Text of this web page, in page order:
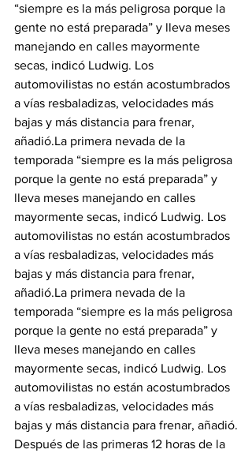
“siempre es la más peligrosa porque la
gente no está preparada” y lleva meses
manejando en calles mayormente
secas, indicó Ludwig. Los
automovilistas no están acostumbrados
a vías resbaladizas, velocidades más
bajas y más distancia para frenar,
añadió.La primera nevada de la
temporada “siempre es la más peligrosa
porque la gente no está preparada” y
lleva meses manejando en calles
mayormente secas, indicó Ludwig. Los
automovilistas no están acostumbrados
a vías resbaladizas, velocidades más
bajas y más distancia para frenar,
añadió.La primera nevada de la
temporada “siempre es la más peligrosa
porque la gente no está preparada” y
lleva meses manejando en calles
mayormente secas, indicó Ludwig. Los
automovilistas no están acostumbrados
a vías resbaladizas, velocidades más
bajas y más distancia para frenar, añadió.
Después de las primeras 12 horas de la